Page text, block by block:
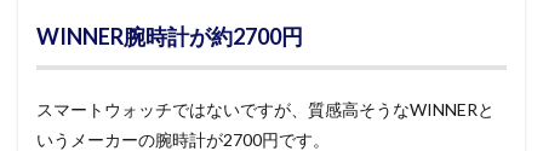
WINNER腕時計が約2700円
スマートウォッチではないですが、質感高そうなWINNERと
いうメーカーの腕時計が2700円です。